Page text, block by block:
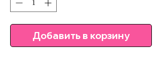
Добавить в корзину